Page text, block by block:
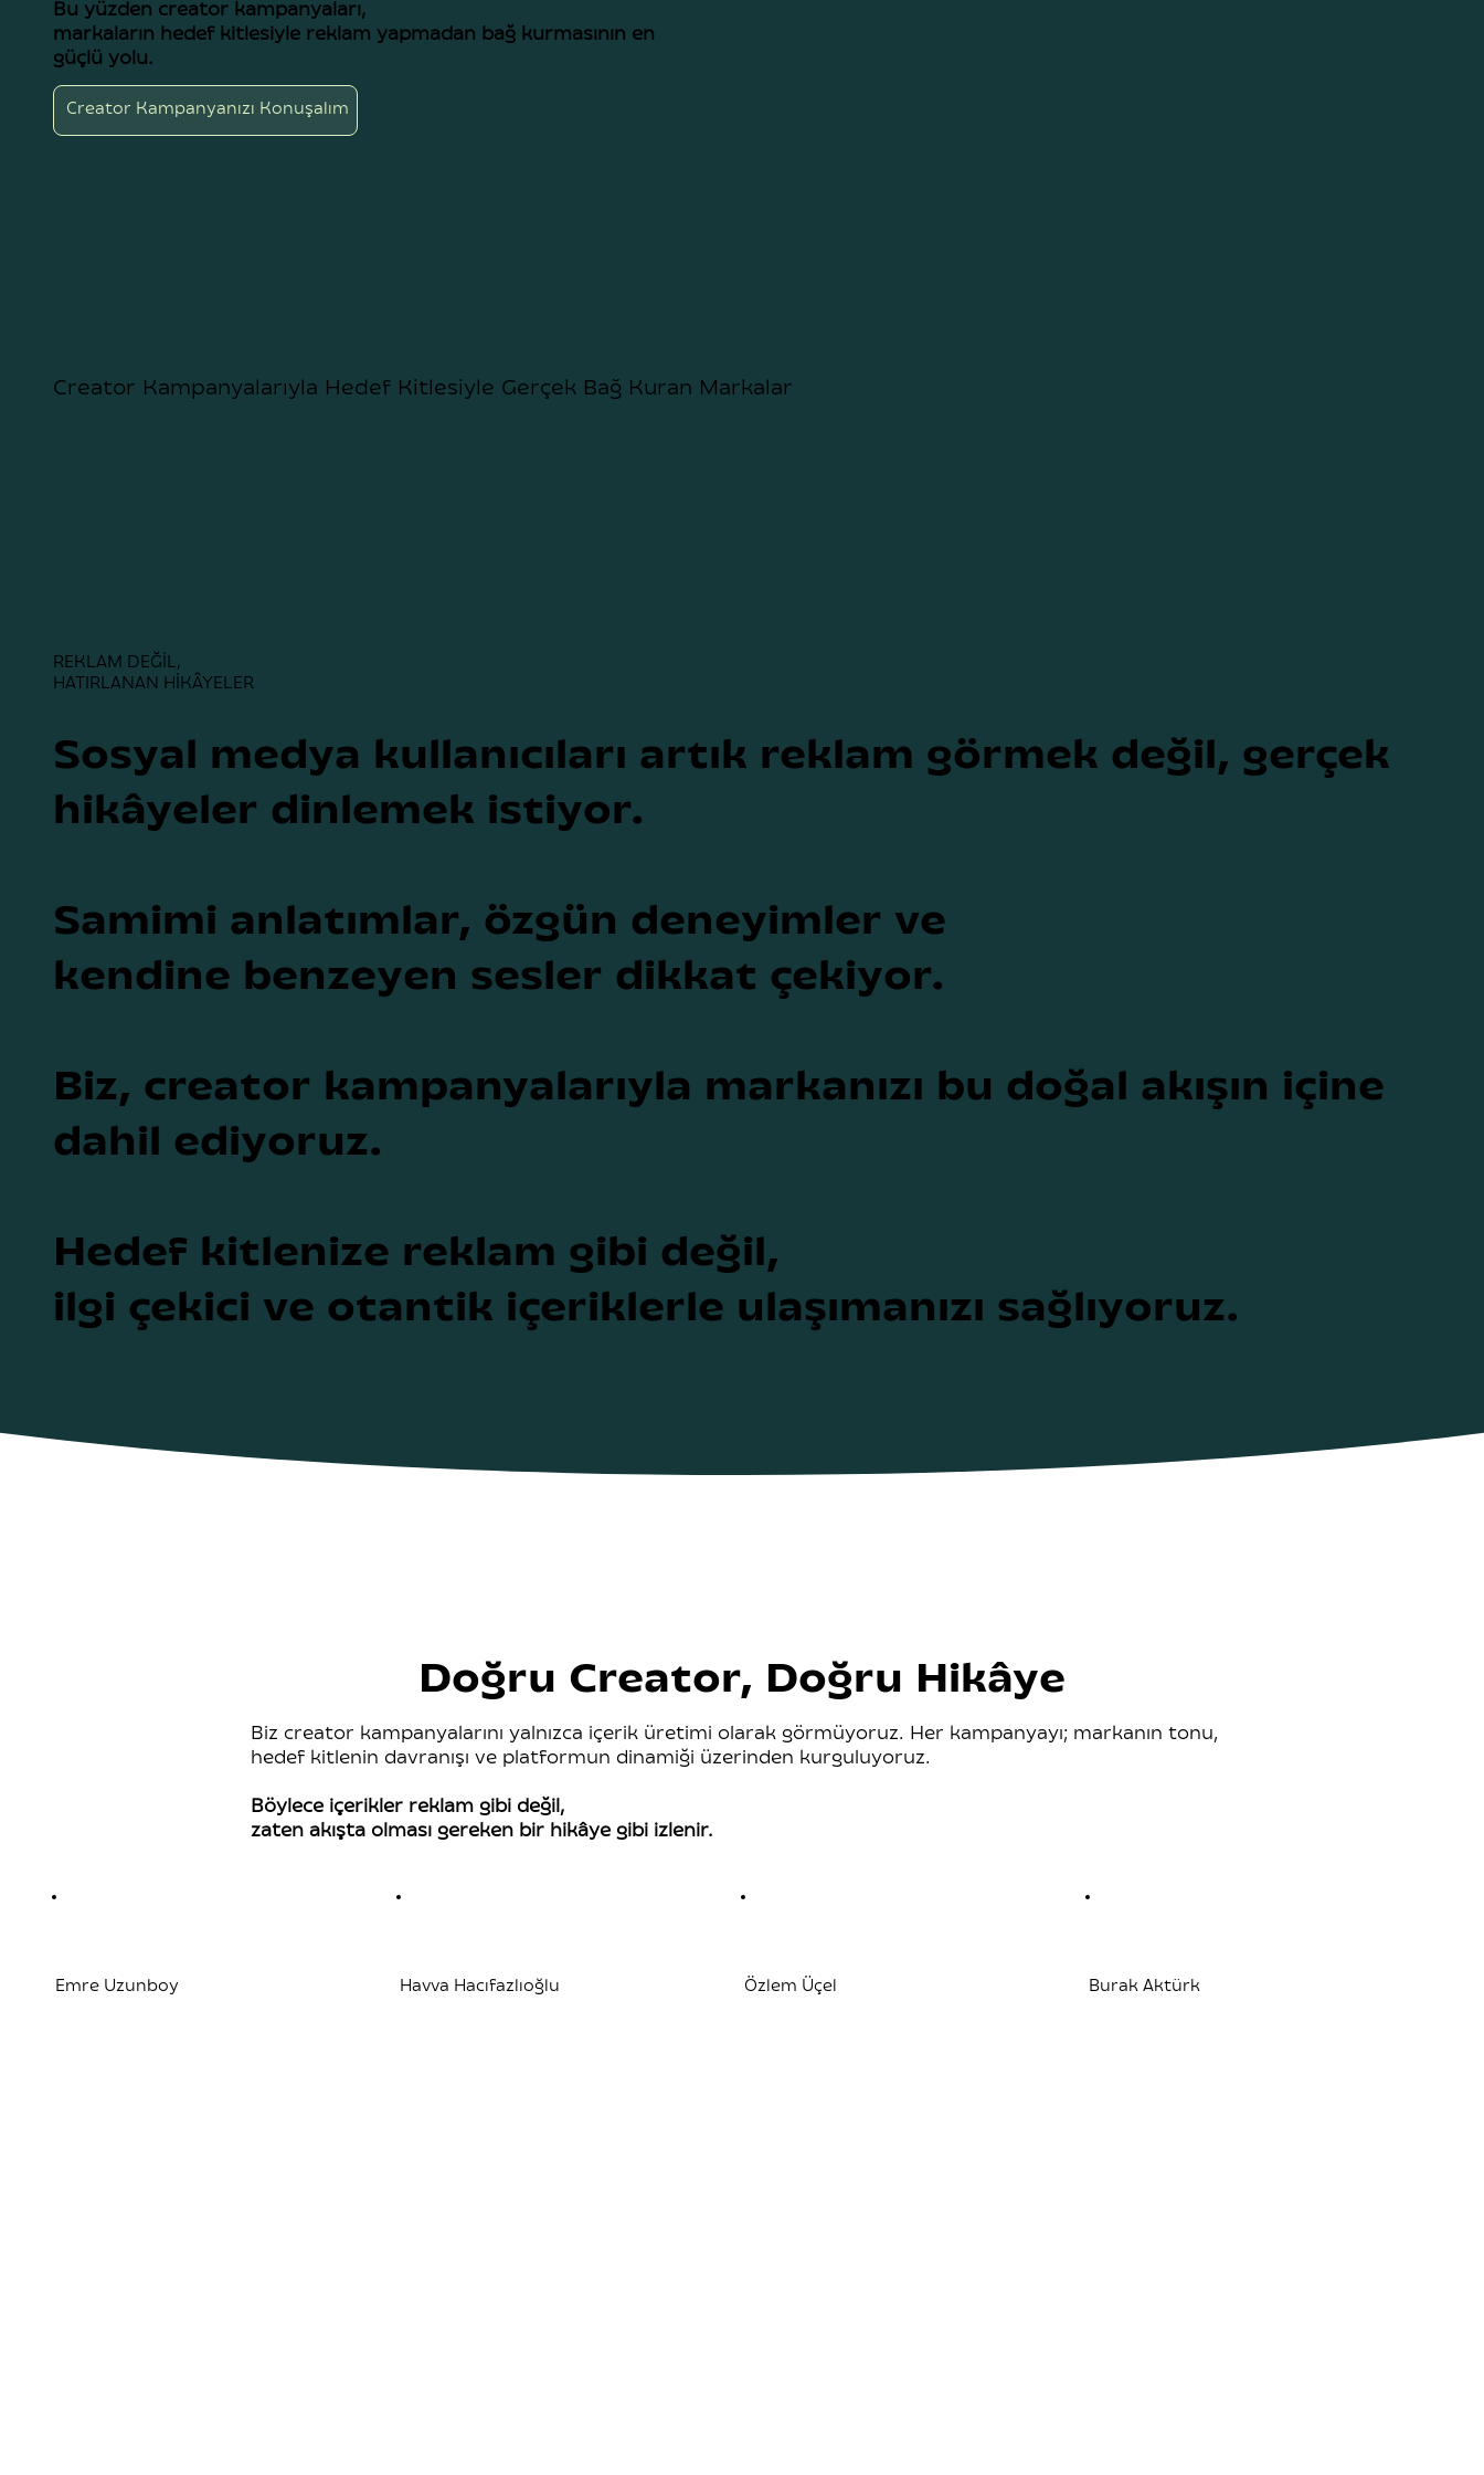
Bu yüzden creator kampanyaları,
markaların hedef kitlesiyle reklam yapmadan bağ kurmasının en
güçlü yolu.
Creator Kampanyanızı Konuşalım
Creator Kampanyalarıyla Hedef Kitlesiyle Gerçek Bağ Kuran Markalar
REKLAM DEĞİL,
HATIRLANAN HİKÂYELER
Sosyal medya kullanıcıları artık reklam görmek değil, gerçek
hikâyeler dinlemek istiyor.
Samimi anlatımlar, özgün deneyimler ve
kendine benzeyen sesler dikkat çekiyor.
Biz, creator kampanyalarıyla markanızı bu doğal akışın içine
dahil ediyoruz.
Hedef kitlenize reklam gibi değil,
ilgi çekici ve otantik içeriklerle ulaşımanızı sağlıyoruz.
Doğru Creator, Doğru Hikâye
Biz creator kampanyalarını yalnızca içerik üretimi olarak görmüyoruz. Her kampanyayı; markanın tonu,
hedef kitlenin davranışı ve platformun dinamiği üzerinden kurguluyoruz.
Böylece içerikler reklam gibi değil,
zaten akışta olması gereken bir hikâye gibi izlenir.
Emre Uzunboy Havva Hacıfazlıoğlu Özlem Üçel Burak Aktürk